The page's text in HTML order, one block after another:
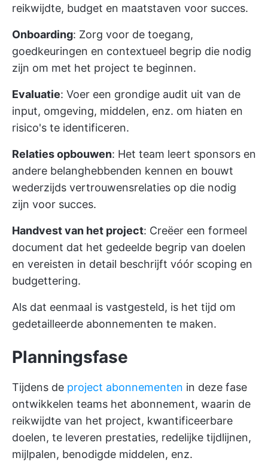
reikwijdte, budget en maatstaven voor succes.
Onboarding: Zorg voor de toegang,
goedkeuringen en contextueel begrip die nodig
zijn om met het project te beginnen.
Evaluatie: Voer een grondige audit uit van de
input, omgeving, middelen, enz. om hiaten en
risico's te identificeren.
Relaties opbouwen: Het team leert sponsors en
andere belanghebbenden kennen en bouwt
wederzijds vertrouwensrelaties op die nodig
zijn voor succes.
Handvest van het project: Creëer een formeel
document dat het gedeelde begrip van doelen
en vereisten in detail beschrijft vóór scoping en
budgettering.
Als dat eenmaal is vastgesteld, is het tijd om
gedetailleerde abonnementen te maken.
Planningsfase
Tijdens de project abonnementen in deze fase
ontwikkelen teams het abonnement, waarin de
reikwijdte van het project, kwantificeerbare
doelen, te leveren prestaties, redelijke tijdlijnen,
mijlpalen, benodigde middelen, enz.